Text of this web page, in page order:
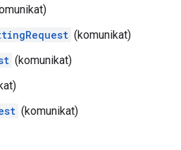
(komunikat)
(komunikat)
(komunikat)